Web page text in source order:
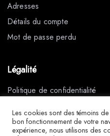
Adresses
Détails du compte
Mot de passe perdu
Légalité
Politique de confidentialité
Mentions légales
Les cookies sont des témoins
bon fonctionnement de votre
expérience, nous utilisons des